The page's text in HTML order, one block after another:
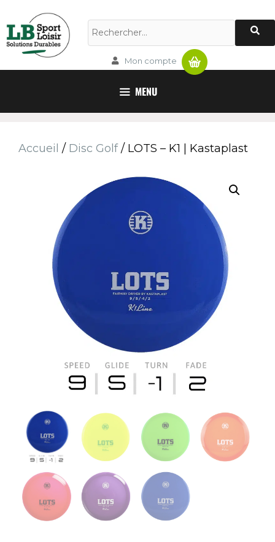
Mon compte Panier
MENU
Accueil / Disc Golf/ LOTS – K1 | Kastaplast